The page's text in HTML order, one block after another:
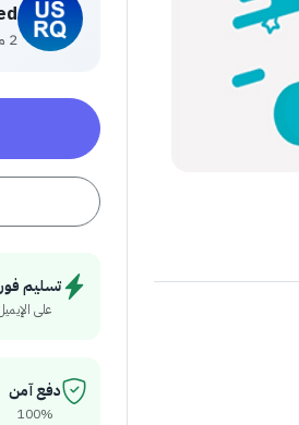
2 منتج
تسليم
على
دفع آمن
100%